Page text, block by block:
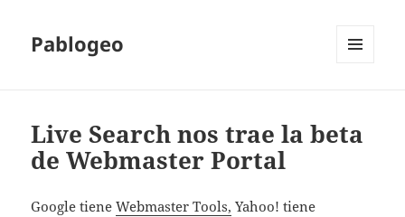
Pablogeo
Live Search nos trae la beta
de Webmaster Portal
Google tieneWebmaster Tools, Yahoo! tiene